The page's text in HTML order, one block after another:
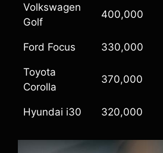
Volkswagen
Golf
400,000
Ford Focus 330,000
Toyota
Corolla
370,000
Hyundai i30 320,000